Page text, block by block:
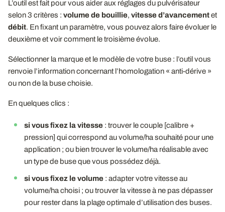
L’outil est fait pour vous aider aux réglages du pulvérisateur
selon 3 critères : volume de bouillie, vitesse d’avancementet
débit. En fixant un paramètre, vous pouvez alors faire évoluer le
deuxième et voir comment le troisième évolue.
Sélectionner la marque et le modèle de votre buse : l’outil vous
renvoie l’information concernant l’homologation « anti-dérive »
ou non de la buse choisie.
En quelques clics :
si vous fixez la vitesse : trouver le couple [calibre +
pression] qui correspond au volume/ha souhaité pour une
application ; ou bien trouver le volume/ha réalisable avec
un type de buse que vous possédez déjà.
si vous fixez le volume : adapter votre vitesse au
volume/ha choisi ; ou trouver la vitesse à ne pas dépasser
pour rester dans la plage optimale d’utilisation des buses.